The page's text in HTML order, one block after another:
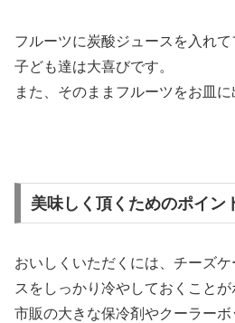
フルーツに炭酸ジュースを入れ
子ども達は大喜びです。
また、そのままフルーツをお皿に
美味しく頂くためのポイン
おいしくいただくには、チーズ
スをしっかり冷やしておくことが
市販の大きな保冷剤やクーラー